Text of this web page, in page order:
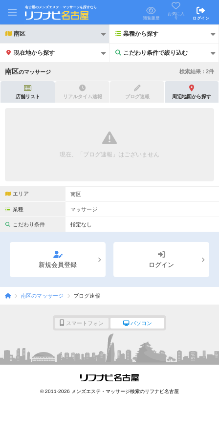
名古屋のメンズエステ・マッサージを探すなら
閲覧履歴
お気に入
り
ログイン
南区 業種から探す
現在地から探す こだわり条件で絞り込む
こだわり条件で絞り込む
完全個室
ペアルームあり シャワー室完備
フットバスあり
専用駐車場あり 有資格者在籍
日本人スタッフのみ
Ｗセラピスト
こだわり条件を変更
南区のマッサージ 検索結果 : 2件
店舗リスト リアルタイム速報 ブログ速報 周辺地図から探す
現在、「ブログ速報」はございません
エリア 南区
業種 マッサージ
こだわり条件 指定なし
新規会員登録 ログイン
南区のマッサージ ブログ速報
スマートフォン パソコン
© 2011-2026 メンズエステ・マッサージ検索のリフナビ名古屋